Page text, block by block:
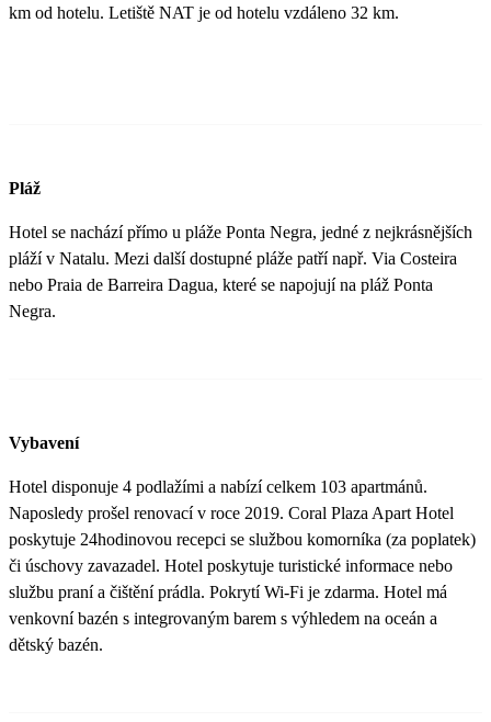
km od hotelu. Letiště NAT je od hotelu vzdáleno 32 km.
Pláž
Hotel se nachází přímo u pláže Ponta Negra, jedné z nejkrásnějších
pláží v Natalu. Mezi další dostupné pláže patří např. Via Costeira
nebo Praia de Barreira Dagua, které se napojují na pláž Ponta
Negra.
Vybavení
Hotel disponuje 4 podlažími a nabízí celkem 103 apartmánů.
Naposledy prošel renovací v roce 2019. Coral Plaza Apart Hotel
poskytuje 24hodinovou recepci se službou komorníka (za poplatek)
či úschovy zavazadel. Hotel poskytuje turistické informace nebo
službu praní a čištění prádla. Pokrytí Wi-Fi je zdarma. Hotel má
venkovní bazén s integrovaným barem s výhledem na oceán a
dětský bazén.